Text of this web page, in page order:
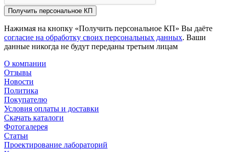
Получить персональное КП
Нажимая на кнопку «Получить персональное КП» Вы даёте
согласие на обработку своих персональных данных. Ваши
данные никогда не будут переданы третьим лицам
О компании
Отзывы
Новости
Политика
Покупателю
Условия оплаты и доставки
Скачать каталоги
Фотогалерея
Статьи
Проектирование лабораторий